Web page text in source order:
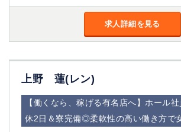
求人詳細を見る
上野 蓮(レン)
【働くなら、稼げる有名店へ】ホール
休2日＆寮完備◎柔軟性の高い働き方で